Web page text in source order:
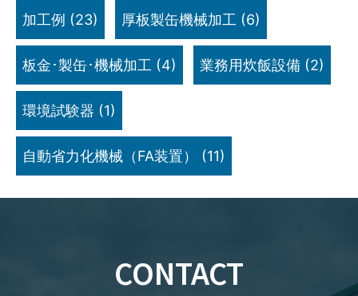
加工例 (23) 厚板製缶機械加工 (6)
板金･製缶･機械加工 (4) 業務用炊飯設備 (2)
環境試験器 (1)
自動省力化機械（FA装置） (11)
CONTACT